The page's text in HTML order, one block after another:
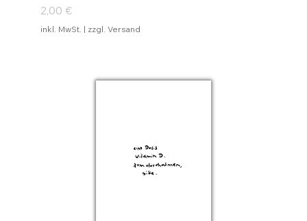
Preis
2,00 €
inkl. MwSt. | zzgl. Versand